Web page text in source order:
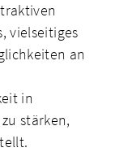
vielseitiges
an
in
stärken,